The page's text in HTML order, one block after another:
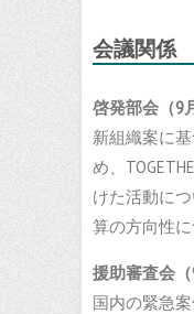
会議関係
啓発部会（9
新組織案に
め、
けた活動に
算の方向性に
援助審査会（
国内の緊急